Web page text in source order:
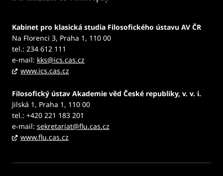
Kabinet pro klasická studia Filosofického ústavu AV ČR
Na Florenci 3, Praha 1, 110 00
tel.: 234 612 111
e-mail: kks@ics.cas.cz
www.ics.cas.cz
Filosofický ústav Akademie věd České republiky, v. v. i.
Jilská 1, Praha 1, 110 00
tel.: +420 221 183 201
e-mail: sekretariat@flu.cas.cz
www.flu.cas.cz